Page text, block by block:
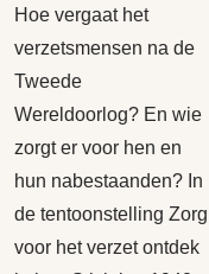
Hoe vergaat het
verzetsmensen na de
Tweede
Wereldoorlog? En wie
zorgt er voor hen en
hun nabestaanden? In
de tentoonstelling Zorg
voor het verzet ontdek